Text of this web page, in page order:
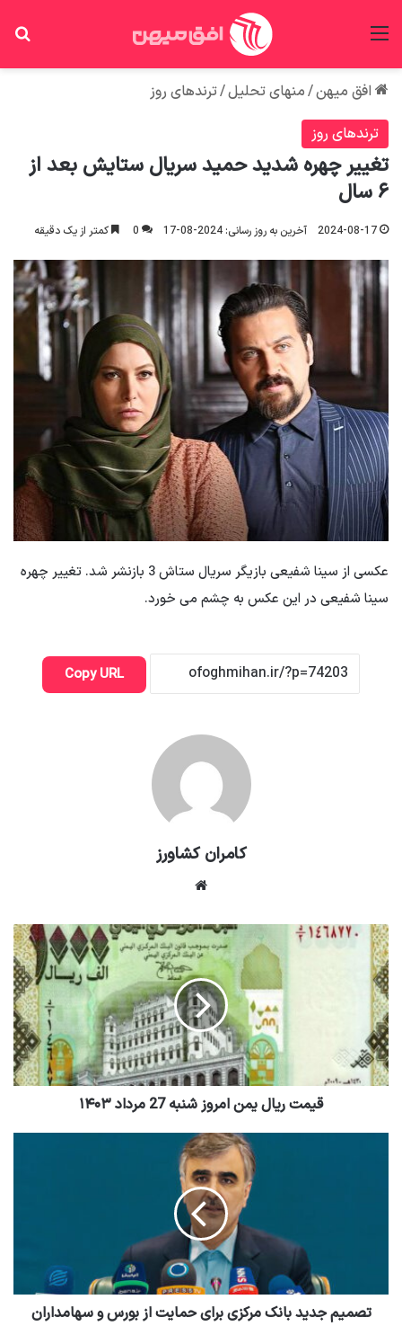
افق میهن/منهای تحلیل/ترندهای روز
ترندهای روز
تغییر چهره شدید حمید سریال ستایش بعد از
۶ سال
2024-08-17 آخرین به روز رسانی: 2024-08-17 0 کمتر از یک دقیقه
عکسی از سینا شفیعی بازیگر سریال ستاش 3 بازنشر شد. تغییر چهره
سینا شفیعی در این عکس به چشم می خورد.
Copy URL
کامران کشاورز
قیمت ریال یمن امروز شنبه 27 مرداد ۱۴۰۳
تصمیم جدید بانک مرکزی برای حمایت از بورس و سهامداران